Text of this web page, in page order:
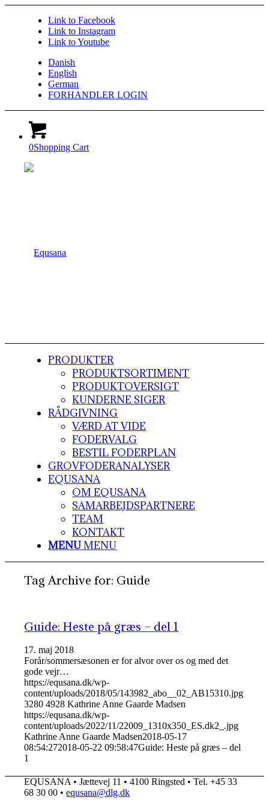
Link to Facebook
Link to Instagram
Link to Youtube
Danish
English
German
FORHANDLER LOGIN
0Shopping Cart
PRODUKTER
PRODUKTSORTIMENT
PRODUKTOVERSIGT
KUNDERNE SIGER
RÅDGIVNING
VÆRD AT VIDE
FODERVALG
BESTIL FODERPLAN
GROVFODERANALYSER
EQUSANA
OM EQUSANA
SAMARBEJDSPARTNERE
TEAM
KONTAKT
MENU MENU
Tag Archive for: Guide
Guide: Heste på græs – del 1
17. maj 2018
Forår/sommersæsonen er for alvor over os og med det
gode vejr…
https://equsana.dk/wp-
content/uploads/2018/05/143982_abo__02_AB15310.jpg
3280 4928 Kathrine Anne Gaarde Madsen
https://equsana.dk/wp-
content/uploads/2022/11/22009_1310x350_ES.dk2_.jpg
Kathrine Anne Gaarde Madsen2018-05-17
08:54:272018-05-22 09:58:47Guide: Heste på græs – del
1
EQUSANA • Jættevej 11 • 4100 Ringsted • Tel. +45 33
68 30 00 •equsana@dlg.dk